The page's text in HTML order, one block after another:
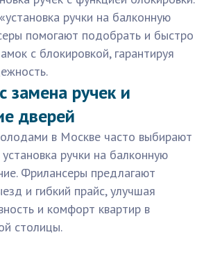
ручки на балконную
помогают подобрать и быстро
с блокировкой, гарантируя
замена ручек и
дверей
в Москве часто выбирают
установка ручки на балконную
Фрилансеры предлагают
и гибкий прайс, улучшая
и комфорт квартир в
столицы.